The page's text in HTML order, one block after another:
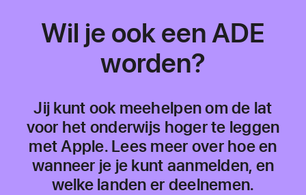
Wil je ook eenADE
worden?
Jij kunt ook meehelpen om de lat
voor het onderwijs hoger te leggen
met Apple. Lees meer over hoe en
wanneer je je kunt aanmelden, en
welke landen er deelnemen.